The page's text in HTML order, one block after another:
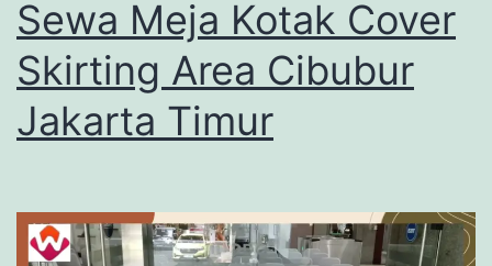
Sewa Meja Kotak Cover
Skirting Area Cibubur
Jakarta Timur